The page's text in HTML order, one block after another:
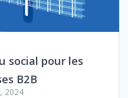
social pour les
B2B
2024